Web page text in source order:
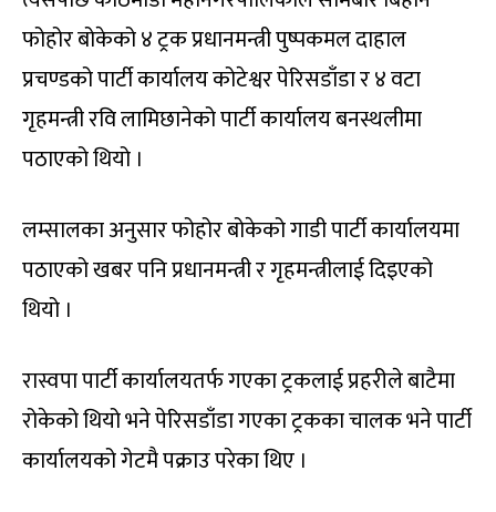
फोहोर बोकेको ४ ट्रक प्रधानमन्त्री पुष्पकमल दाहाल
प्रचण्डको पार्टी कार्यालय कोटेश्वर पेरिसडाँडा र ४ वटा
गृहमन्त्री रवि लामिछानेको पार्टी कार्यालय बनस्थलीमा
पठाएको थियो ।
लम्सालका अनुसार फोहोर बोकेको गाडी पार्टी कार्यालयमा
पठाएको खबर पनि प्रधानमन्त्री र गृहमन्त्रीलाई दिइएको
थियो ।
रास्वपा पार्टी कार्यालयतर्फ गएका ट्रकलाई प्रहरीले बाटैमा
रोकेको थियो भने पेरिसडाँडा गएका ट्रकका चालक भने पार्टी
कार्यालयको गेटमै पक्राउ परेका थिए ।